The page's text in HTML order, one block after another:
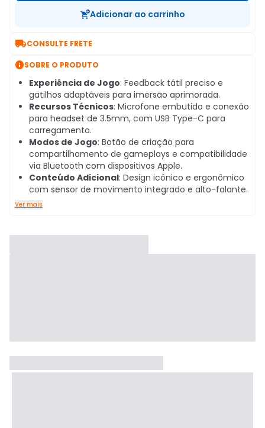
Adicionar ao carrinho
CONSULTE FRETE
SOBRE O PRODUTO
Experiência de Jogo: Feedback tátil preciso e
gatilhos adaptáveis para imersão aprimorada.
Recursos Técnicos: Microfone embutido e conexão
para headset de 3.5mm, com USB Type-C para
carregamento.
Modos de Jogo: Botão de criação para
compartilhamento de gameplays e compatibilidade
via Bluetooth com dispositivos Apple.
Conteúdo Adicional: Design icônico e ergonômico
com sensor de movimento integrado e alto-falante.
Ver mais